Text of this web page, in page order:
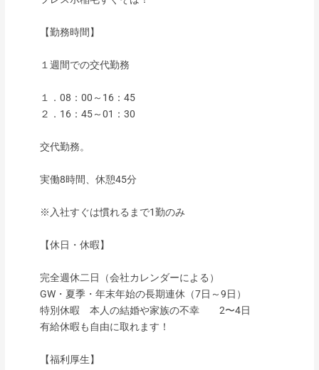
【勤務時間】
１週間での交代勤務
１．08：00～16：45
２．16：45～01：30
交代勤務。
実働8時間、休憩45分
※入社すぐは慣れるまで1勤のみ
【休日・休暇】
完全週休二日（会社カレンダーによる）
GW・夏季・年末年始の長期連休（7日～9日）
特別休暇 本人の結婚や家族の不幸 2〜4日
有給休暇も自由に取れます！
【福利厚生】